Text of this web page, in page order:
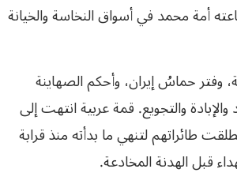
أمة محمد في أسواق النخاسة والخيانة
وفتر حماسُ إيران، وأحكم الصهاينة
والتجويع. قمة عربية انتهت إلى
طائراتهم لتنهي ما بدأته منذ قرابة
قبل الهدنة المخادعة.